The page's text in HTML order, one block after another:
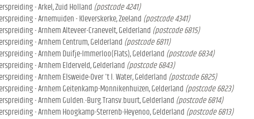
- Arkel, Zuid Holland (postcode 4241)
- Arnemuiden - Kleverskerke, Zeeland (postcode 4341)
- Arnhem Alteveer-Cranevelt, Gelderland (postcode 6815)
- Arnhem Centrum, Gelderland (postcode 6811)
- Arnhem Duifje-Immerloo(Flats), Gelderland (postcode 6834)
- Arnhem Elderveld, Gelderland (postcode 6843)
- Arnhem Elsweide-Over 't l. Water, Gelderland (postcode 6825)
- Arnhem Geitenkamp-Monnikenhuizen, Gelderland (postcode 6823)
- Arnhem Gulden.-Burg.Transv.buurt, Gelderland (postcode 6814)
- Arnhem Hoogkamp-Sterrenb-Heyenoo, Gelderland (postcode 6813)